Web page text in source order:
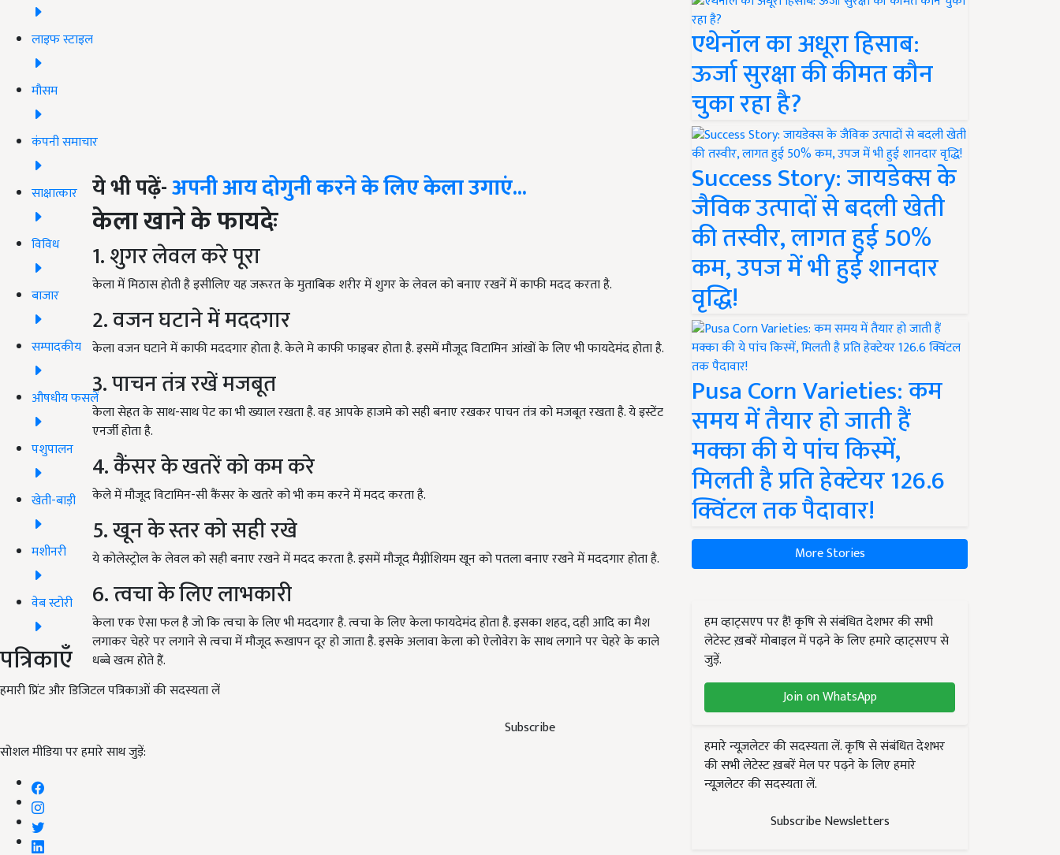
लाइफ स्टाइल
मौसम
कंपनी समाचार
साक्षात्कार
विविध
बाजार
सम्पादकीय
औषधीय फसलें
पशुपालन
खेती-बाड़ी
मशीनरी
वेब स्टोरी
पत्रिकाएँ
हमारी प्रिंट और डिजिटल पत्रिकाओं की सदस्यता लें
Subscribe
सोशल मीडिया पर हमारे साथ जुड़ें:
ये भी पढ़ें-अपनी आय दोगुनी करने के लिए केला उगाएं...
केला खाने के फायदेः
1. शुगर लेवल करे पूरा
केला में मिठास होती है इसीलिए यह जरूरत के मुताबिक शरीर में शुगर के लेवल को बनाए रखनें में काफी मदद करता है.
2. वजन घटाने में मददगार
केला वजन घटाने में काफी मददगार होता है. केले मे काफी फाइबर होता है. इसमें मौजूद विटामिन आंखों के लिए भी फायदेमंद होता है.
3. पाचन तंत्र रखें मजबूत
केला सेहत के साथ-साथ पेट का भी ख्याल रखता है. वह आपके हाजमे को सही बनाए रखकर पाचन तंत्र को मजबूत रखता है. ये इस्टेंट
एनर्जी होता है.
4. कैंसर के खतरें को कम करे
केले में मौजूद विटामिन-सी कैंसर के खतरे को भी कम करने में मदद करता है.
5. खून के स्तर को सही रखे
ये कोलेस्ट्रोल के लेवल को सही बनाए रखने में मदद करता है. इसमें मौजूद मैग्नीशियम खून को पतला बनाए रखने में मददगार होता है.
6. त्वचा के लिए लाभकारी
केला एक ऐसा फल है जो कि त्वचा के लिए भी मददगार है. त्वचा के लिए केला फायदेमंद होता है. इसका शहद, दही आदि का मैश
लगाकर चेहरे पर लगाने से त्वचा में मौजूद रूखापन दूर हो जाता है. इसके अलावा केला को ऐलोवेरा के साथ लगाने पर चेहरे के काले
धब्बे खत्म होते हैं.
एथेनॉल का अधूरा हिसाब:
ऊर्जा सुरक्षा की कीमत कौन
चुका रहा है?
Success Story: जायडेक्स के
जैविक उत्पादों से बदली खेती
की तस्वीर, लागत हुई 50%
कम, उपज में भी हुई शानदार
वृद्धि!
Pusa Corn Varieties: कम
समय में तैयार हो जाती हैं
मक्का की ये पांच किस्में,
मिलती है प्रति हेक्टेयर 126.6
क्विंटल तक पैदावार!
More Stories
हम व्हाट्सएप पर हैं! कृषि से संबंधित देशभर की सभी
लेटेस्ट ख़बरें मोबाइल में पढ़ने के लिए हमारे व्हाट्सएप से
जुड़ें.
Join on WhatsApp
हमारे न्यूज़लेटर की सदस्यता लें. कृषि से संबंधित देशभर
की सभी लेटेस्ट ख़बरें मेल पर पढ़ने के लिए हमारे
न्यूज़लेटर की सदस्यता लें.
Subscribe Newsletters